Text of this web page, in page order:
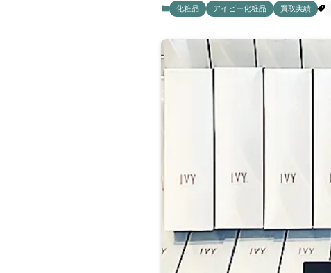
化粧品 アイビー化粧品 買取実績